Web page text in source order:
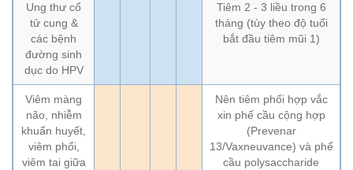
Ung thư cổ
tử cung &
các bệnh
đường sinh
dục do HPV
Tiêm 2 - 3 liều trong 6
tháng (tùy theo độ tuổi
bắt đầu tiêm mũi 1)
Viêm màng
não, nhiễm
khuẩn huyết,
viêm phổi,
viêm tai giữa
Nên tiêm phối hợp vắc
xin phế cầu cộng hợp
(Prevenar
13/Vaxneuvance) và phế
cầu polysaccharide